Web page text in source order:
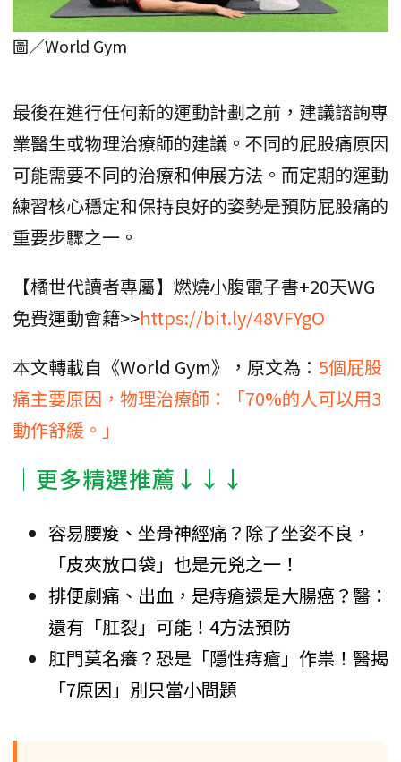
圖／World Gym
最後在進行任何新的運動計劃之前，建議諮詢專
業醫生或物理治療師的建議。不同的屁股痛原因
可能需要不同的治療和伸展方法。而定期的運動
練習核心穩定和保持良好的姿勢是預防屁股痛的
重要步驟之一。
【橘世代讀者專屬】燃燒小腹電子書+20天WG
免費運動會籍>>https://bit.ly/48VFYgO
本文轉載自《World Gym》，原文為： 5個屁股
痛主要原因，物理治療師：「70%的人可以用3
動作舒緩。」
│更多精選推薦↓↓↓
容易腰痠、坐骨神經痛？除了坐姿不良，
「皮夾放口袋」也是元兇之一！
排便劇痛、出血，是痔瘡還是大腸癌？醫：
還有「肛裂」可能！4方法預防
肛門莫名癢？恐是「隱性痔瘡」作祟！醫揭
「7原因」別只當小問題